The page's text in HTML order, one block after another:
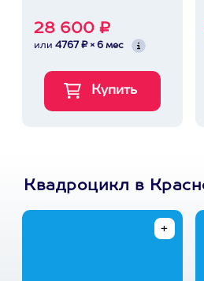
28 600 ₽
или 4767 ₽ × 6 мес
Квадроцикл в